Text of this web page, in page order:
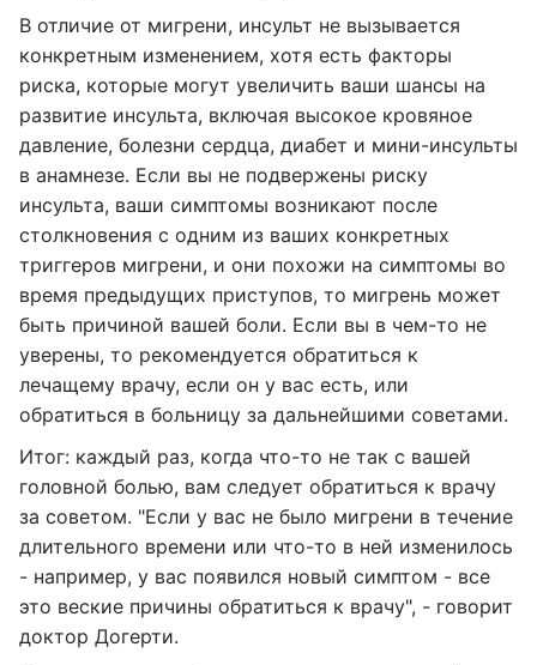
В отличие от мигрени, инсульт не вызывается
конкретным изменением, хотя есть факторы
риска, которые могут увеличить ваши шансы на
развитие инсульта, включая высокое кровяное
давление, болезни сердца, диабет и мини-инсульты
в анамнезе. Если вы не подвержены риску
инсульта, ваши симптомы возникают после
столкновения с одним из ваших конкретных
триггеров мигрени, и они похожи на симптомы во
время предыдущих приступов, то мигрень может
быть причиной вашей боли. Если вы в чем-то не
уверены, то рекомендуется обратиться к
лечащему врачу, если он у вас есть, или
обратиться в больницу за дальнейшими советами.
Итог: каждый раз, когда что-то не так с вашей
головной болью, вам следует обратиться к врачу
за советом. "Если у вас не было мигрени в течение
длительного времени или что-то в ней изменилось
- например, у вас появился новый симптом - все
это веские причины обратиться к врачу", - говорит
доктор Догерти.